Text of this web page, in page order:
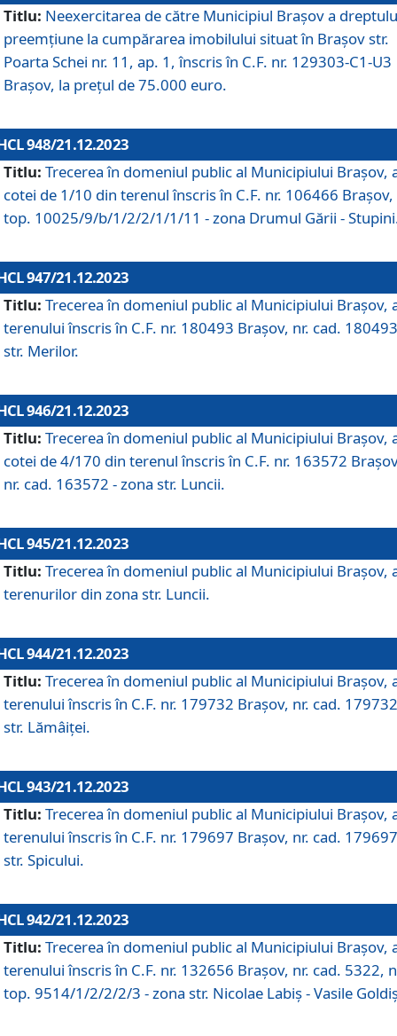
Titlu: Neexercitarea de către Municipiul Brașov a
preemțiune la cumpărarea imobilului situat în Brașov str.
Poarta Schei nr. 11, ap. 1, înscris în C.F. nr. 129303-C1-U3
Brașov, la prețul de 75.000 euro.
948/21.12.2023
Titlu: Trecerea în domeniul public al Municipiului Braşov,
cotei de 1/10 din terenul înscris în C.F. nr. 106466 Brașov,
top. 10025/9/b/1/2/2/1/1/11 - zona Drumul Gării -
947/21.12.2023
Titlu: Trecerea în domeniul public al Municipiului Braşov,
terenului înscris în C.F. nr. 180493 Brașov, nr. cad.
str. Merilor.
946/21.12.2023
Titlu: Trecerea în domeniul public al Municipiului Braşov,
cotei de 4/170 din terenul înscris în C.F. nr. 163572
nr. cad. 163572 - zona str. Luncii.
945/21.12.2023
Titlu: Trecerea în domeniul public al Municipiului Braşov,
terenurilor din zona str. Luncii.
944/21.12.2023
Titlu: Trecerea în domeniul public al Municipiului Braşov,
terenului înscris în C.F. nr. 179732 Brașov, nr. cad.
str. Lămâiței.
943/21.12.2023
Titlu: Trecerea în domeniul public al Municipiului Braşov,
terenului înscris în C.F. nr. 179697 Brașov, nr. cad.
str. Spicului.
942/21.12.2023
Titlu: Trecerea în domeniul public al Municipiului Braşov,
terenului înscris în C.F. nr. 132656 Brașov, nr. cad. 5322,
top. 9514/1/2/2/2/3 - zona str. Nicolae Labiș - Vasile